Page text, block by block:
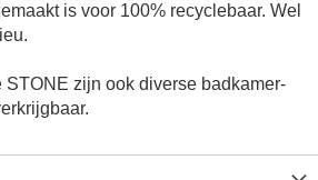
is voor 100% recyclebaar. Wel
STONE zijn ook diverse badkamer-